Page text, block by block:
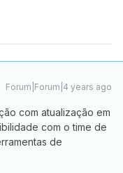
Forum|Forum|4 years ago
com atualização em
com o time de
de